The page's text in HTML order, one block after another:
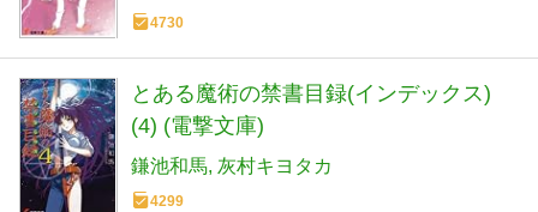
4730
とある魔術の禁書目録(インデックス)
(4) (電撃文庫)
鎌池和馬 灰村キヨタカ
4299